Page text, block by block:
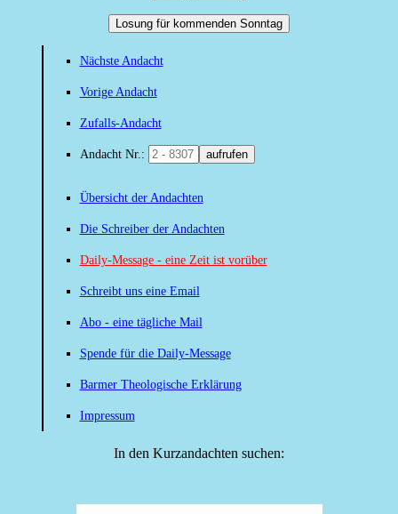
Losung für kommenden Sonntag
Nächste Andacht
Vorige Andacht
Zufalls-Andacht
Andacht Nr.: aufrufen
Übersicht der Andachten
Die Schreiber der Andachten
Daily-Message - eine Zeit ist vorüber
Schreibt uns eine Email
Abo - eine tägliche Mail
Spende für die Daily-Message
Barmer Theologische Erklärung
Impressum
In den Kurzandachten suchen: